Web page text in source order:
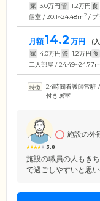
家 3.0万円 管 1.2万円 食
個室 / 20.1~24.48m2 / プ
月額14.2 万円 (
家 4.0万円 管 1.2万円 食
二人部屋 / 24.49~24.77m
24時間看護師常駐 /
付き居室
3.8
施設の外
施設の職員の人もき
で過ごしやすいと思